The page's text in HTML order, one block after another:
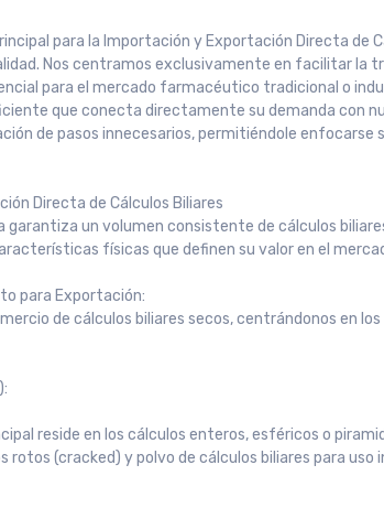
para la Importación y Exportación Directa de
Nos centramos exclusivamente en facilitar la
para el mercado farmacéutico tradicional o
que conecta directamente su demanda con
de pasos innecesarios, permitiéndole enfocarse
Directa de Cálculos Biliares
un volumen consistente de cálculos
físicas que definen su valor en el
para Exportación:
de cálculos biliares secos, centrándonos en
reside en los cálculos enteros, esféricos o
rotos (cracked) y polvo de cálculos biliares para uso